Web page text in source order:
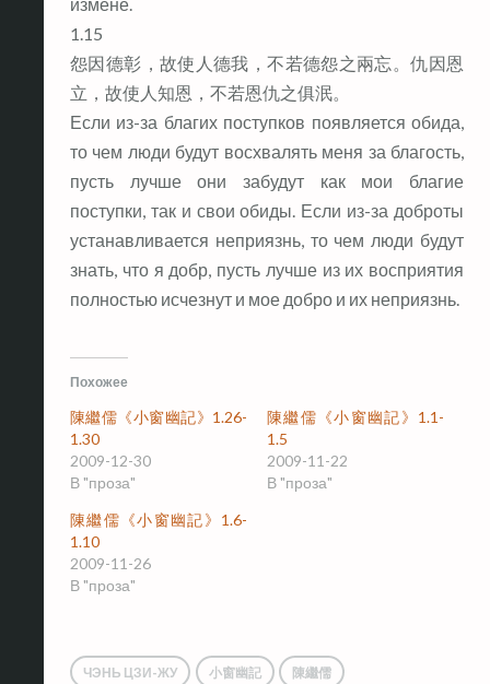
1.15
怨因德彰，故使人德我，不若德怨之兩忘。仇因恩
立，故使人知恩，不若恩仇之俱泯。
Если из-за благих поступков появляется обида,
то чем люди будут восхвалять меня за благость,
пусть лучше они забудут как мои благие
поступки, так и свои обиды. Если из-за доброты
устанавливается неприязнь, то чем люди будут
знать, что я добр, пусть лучше из их восприятия
полностью исчезнут и мое добро и их неприязнь.
Похожее
陳繼儒《小窗幽記》1.26-
1.30
2009-12-30
В "проза"
陳繼儒《小窗幽記》1.1-
1.5
2009-11-22
В "проза"
陳繼儒《小窗幽記》1.6-
1.10
2009-11-26
В "проза"
ЧЭНЬ ЦЗИ-ЖУ 小窗幽記 陳繼儒